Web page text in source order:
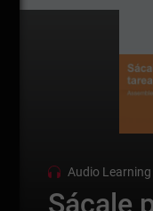
Audio Learning
Sácale